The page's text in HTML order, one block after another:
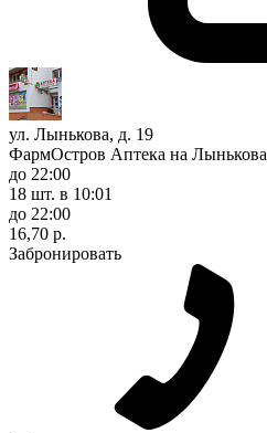
ул. Лынькова, д. 19
ФармОстров Аптека на Лынькова
до 22:00
18 шт. в 10:01
до 22:00
16,70 р.
Забронировать